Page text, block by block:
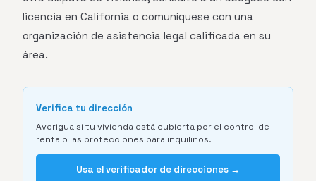
licencia en California o comuníquese con una
organización de asistencia legal calificada en su
área.
Verifica tu dirección
Averigua si tu vivienda está cubierta por el control de
renta o las protecciones para inquilinos.
Usa el verificador de direcciones →